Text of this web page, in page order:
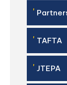
'
' TAFTA
' JTEPA